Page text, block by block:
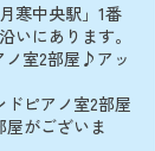
寒中央駅」1番
いにあります。
室2部屋♪アッ
ピアノ室2部屋
がございま